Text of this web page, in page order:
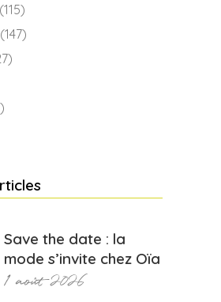
(115)
(147)
Save the date : la
mode s’invite chez Oïa
1 août 2026